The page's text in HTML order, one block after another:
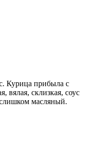
Курица прибыла с
вялая, склизкая, соус
масляный.